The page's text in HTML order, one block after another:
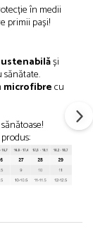
în medii
primii pași!
și
sănătate.
microfibrecu